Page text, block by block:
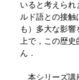
いると考えられ
ルド語との接
も）多大な影
上で，この歴
ん．
本シリーズ講